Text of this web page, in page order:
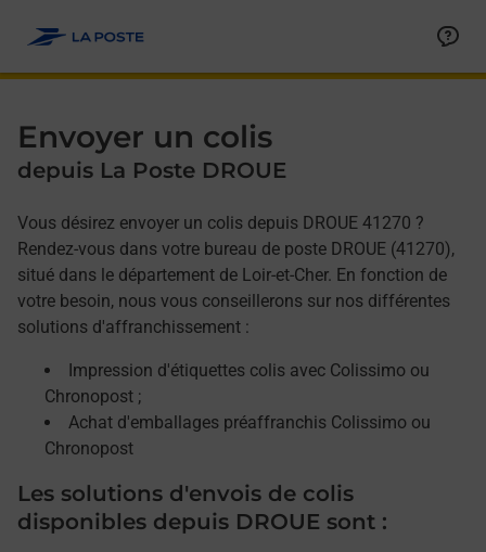
Envoyer un colis
depuis La Poste DROUE
Vous désirez envoyer un colis depuis DROUE 41270 ?
Rendez-vous dans votre bureau de poste DROUE (41270),
situé dans le département de Loir-et-Cher. En fonction de
votre besoin, nous vous conseillerons sur nos différentes
solutions d'affranchissement :
Impression d'étiquettes colis avec Colissimo ou
Chronopost ;
Achat d'emballages préaffranchis Colissimo ou
Chronopost
Les solutions d'envois de colis
disponibles depuis DROUE sont :